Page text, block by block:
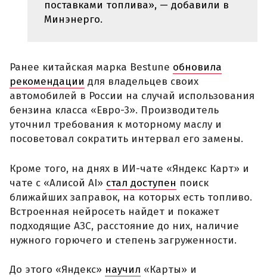
поставками топлива», — добавили в
Минэнерго.
Ранее китайская марка Bestune обновила
рекомендации для владельцев своих
автомобилей в России на случай использования
бензина класса «Евро-3». Производитель
уточнил требования к моторному маслу и
посоветовал сократить интервал его замены.
Кроме того, на днях в ИИ-чате «Яндекс Карт» и
чате с «Алисой AI» стал доступен поиск
ближайших заправок, на которых есть топливо.
Встроенная нейросеть найдет и покажет
подходящие АЗС, расстояние до них, наличие
нужного горючего и степень загруженности.
До этого «Яндекс» научил «Карты» и